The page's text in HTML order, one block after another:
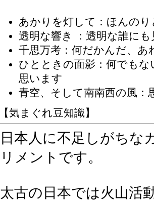
あかりを灯して：ほんの
透明な響き
：透明な誰に
千思万考 ：何だかんだ、
ひとときの面影：何でも
思います
青空、そして南南西の風
【気まぐれ豆知識】
日本人に不足しがちな
リメントです。
太古の日本では火山活